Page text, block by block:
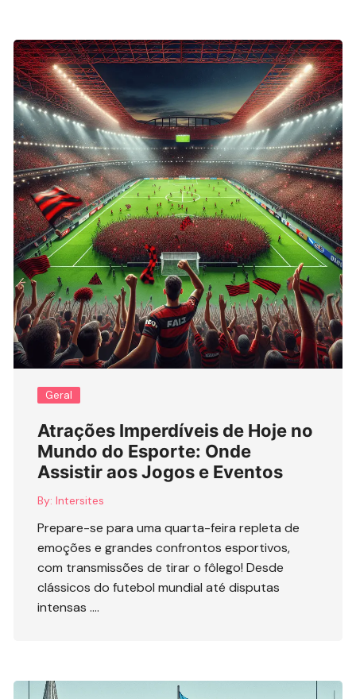
Geral
Atrações Imperdíveis de Hoje no
Mundo do Esporte: Onde
Assistir aos Jogos e Eventos
By: Intersites
Prepare-se para uma quarta-feira repleta de
emoções e grandes confrontos esportivos,
com transmissões de tirar o fôlego! Desde
clássicos do futebol mundial até disputas
intensas ….